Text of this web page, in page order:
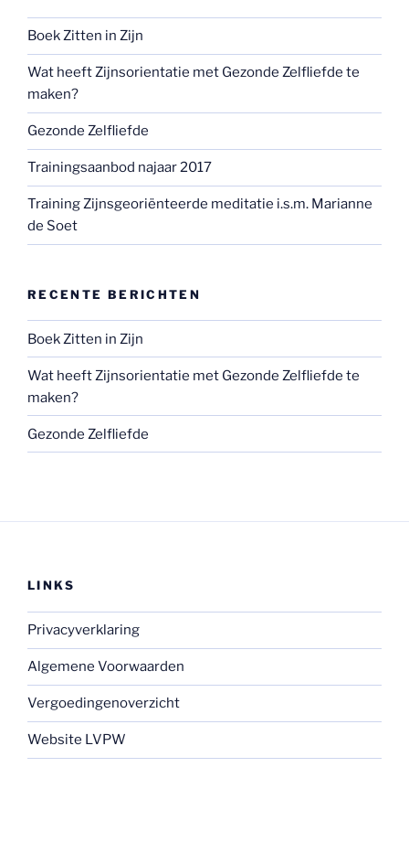
Boek Zitten in Zijn
Wat heeft Zijnsorientatie met Gezonde Zelfliefde te
maken?
Gezonde Zelfliefde
Trainingsaanbod najaar 2017
Training Zijnsgeoriënteerde meditatie i.s.m. Marianne
de Soet
RECENTE BERICHTEN
Boek Zitten in Zijn
Wat heeft Zijnsorientatie met Gezonde Zelfliefde te
maken?
Gezonde Zelfliefde
LINKS
Privacyverklaring
Algemene Voorwaarden
Vergoedingenoverzicht
Website LVPW